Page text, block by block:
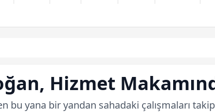
Hizmet
bu yana bir yandan sahadaki çalışmaları